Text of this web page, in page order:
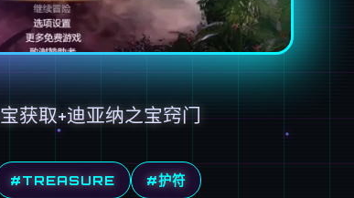
获取+迪亚纳之宝窍门
#TREASURE #护符